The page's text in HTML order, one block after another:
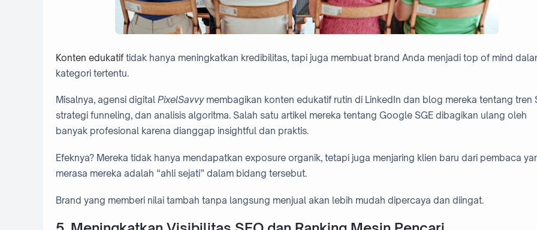
Konten edukatif tidak hanya meningkatkan kredibilitas, tapi juga membuat brand Anda menjadi top of mind
kategori tertentu.
Misalnya, agensi digital PixelSavvymembagikan konten edukatif rutin di LinkedIn dan blog mereka tentang tren
strategi funneling, dan analisis algoritma. Salah satu artikel mereka tentang Google SGE dibagikan ulang oleh
banyak profesional karena dianggap insightful dan praktis.
Efeknya? Mereka tidak hanya mendapatkan exposure organik, tetapi juga menjaring klien baru dari pembaca
merasa mereka adalah “ahli sejati” dalam bidang tersebut.
Brand yang memberi nilai tambah tanpa langsung menjual akan lebih mudah dipercaya dan diingat.